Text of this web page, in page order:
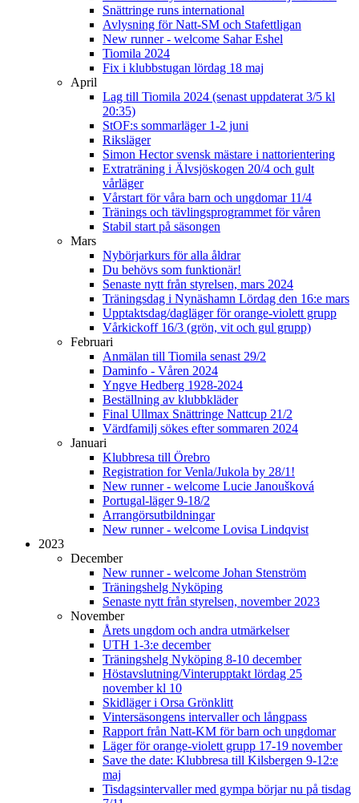
Snättringe runs international
Avlysning för Natt-SM och Stafettligan
New runner - welcome Sahar Eshel
Tiomila 2024
Fix i klubbstugan lördag 18 maj
April
Lag till Tiomila 2024 (senast uppdaterat 3/5 kl
20:35)
StOF:s sommarläger 1-2 juni
Riksläger
Simon Hector svensk mästare i nattorientering
Extraträning i Älvsjöskogen 20/4 och gult
vårläger
Vårstart för våra barn och ungdomar 11/4
Tränings och tävlingsprogrammet för våren
Stabil start på säsongen
Mars
Nybörjarkurs för alla åldrar
Du behövs som funktionär!
Senaste nytt från styrelsen, mars 2024
Träningsdag i Nynäshamn Lördag den 16:e mars
Upptaktsdag/dagläger för orange-violett grupp
Vårkickoff 16/3 (grön, vit och gul grupp)
Februari
Anmälan till Tiomila senast 29/2
Daminfo - Våren 2024
Yngve Hedberg 1928-2024
Beställning av klubbkläder
Final Ullmax Snättringe Nattcup 21/2
Värdfamilj sökes efter sommaren 2024
Januari
Klubbresa till Örebro
Registration for Venla/Jukola by 28/1!
New runner - welcome Lucie Janoušková
Portugal-läger 9-18/2
Arrangörsutbildningar
New runner - welcome Lovisa Lindqvist
2023
December
New runner - welcome Johan Stenström
Träningshelg Nyköping
Senaste nytt från styrelsen, november 2023
November
Årets ungdom och andra utmärkelser
UTH 1-3:e december
Träningshelg Nyköping 8-10 december
Höstavslutning/Vinterupptakt lördag 25
november kl 10
Skidläger i Orsa Grönklitt
Vintersäsongens intervaller och långpass
Rapport från Natt-KM för barn och ungdomar
Läger för orange-violett grupp 17-19 november
Save the date: Klubbresa till Kilsbergen 9-12:e
maj
Tisdagsintervaller med gympa börjar nu på tisdag